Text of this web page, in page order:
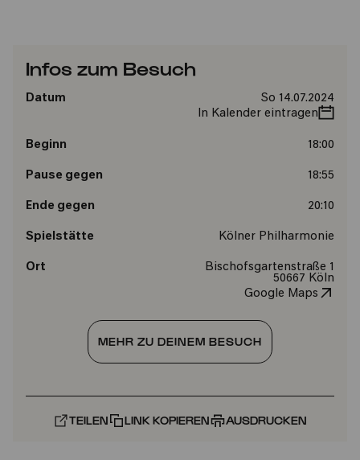
Infos zum Besuch
Datum
So 14.07.2024
In Kalender eintragen
Beginn 18:00
Pause gegen 18:55
Ende gegen 20:10
Spielstätte Kölner Philharmonie
Ort
Bischofsgartenstraße 1
50667 Köln
Google Maps
MEHR ZU DEINEM BESUCH
TEILEN LINK KOPIEREN AUSDRUCKEN